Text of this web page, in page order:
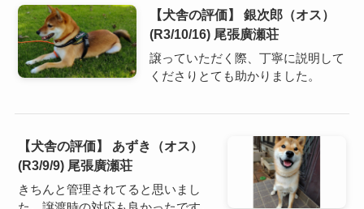
【犬舎の評価】 銀次郎（オス）
(R3/10/16) 尾張廣瀬荘
譲っていただく際、丁寧に説明して
くださりとても助かりました。
【犬舎の評価】 あずき（オス）
(R3/9/9) 尾張廣瀬荘
きちんと管理されてると思いまし